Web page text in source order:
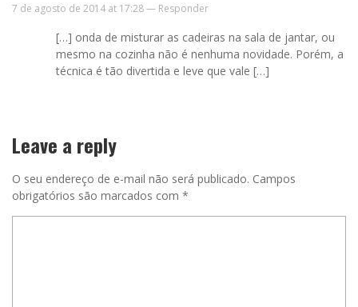
7 de agosto de 2014 at 17:28 — Responder
[…] onda de misturar as cadeiras na sala de jantar, ou
mesmo na cozinha não é nenhuma novidade. Porém, a
técnica é tão divertida e leve que vale […]
Leave a reply
O seu endereço de e-mail não será publicado. Campos
obrigatórios são marcados com *